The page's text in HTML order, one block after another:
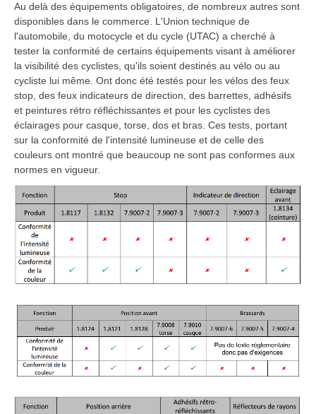
Au delà des équipements obligatoires, de nombreux autres sont
disponibles dans le commerce. L'Union technique de
l'automobile, du motocycle et du cycle (UTAC) a cherché à
tester la conformité de certains équipements visant à améliorer
la visibilité des cyclistes, qu'ils soient destinés au vélo ou au
cycliste lui même. Ont donc été testés pour les vélos des feux
stop, des feux indicateurs de direction, des barrettes, adhésifs
et peintures rétro réfléchissantes et pour les cyclistes des
éclairages pour casque, torse, dos et bras. Ces tests, portant
sur la conformité de l'intensité lumineuse et de celle des
couleurs ont montré que beaucoup ne sont pas conformes aux
normes en vigueur.